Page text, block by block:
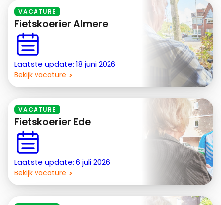
VACATURE
Fietskoerier Almere
Laatste update: 18 juni 2026
Bekijk vacature
VACATURE
Fietskoerier Ede
Laatste update: 6 juli 2026
Bekijk vacature